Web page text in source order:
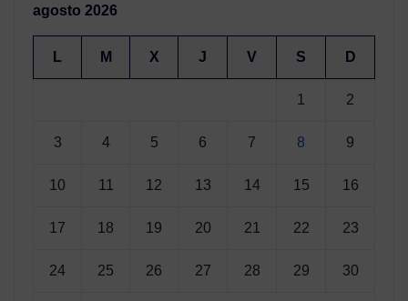
agosto 2026
L M X J V S D
1 2
3 4 5 6 7 8 9
10 11 12 13 14 15 16
17 18 19 20 21 22 23
24 25 26 27 28 29 30